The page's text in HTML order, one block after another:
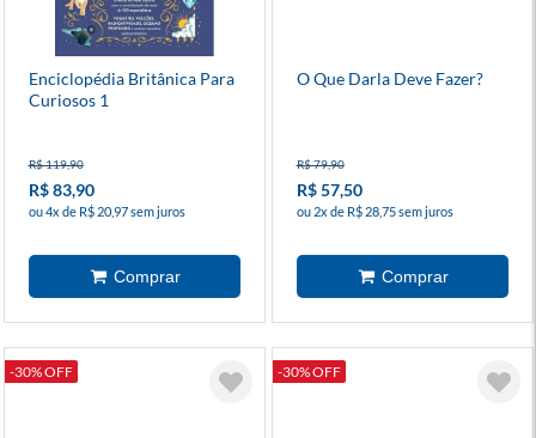
Enciclopédia Britânica Para
Curiosos 1
R$ 119,90
R$ 83,90
ou 4x de R$ 20,97 sem juros
O Que Darla Deve Fazer?
R$ 79,90
R$ 57,50
ou 2x de R$ 28,75 sem juros
-30% OFF -30% OFF